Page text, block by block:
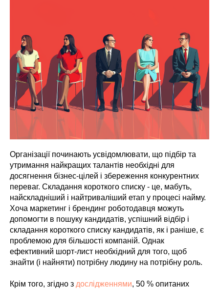
Організації починають усвідомлювати, що підбір та
утримання найкращих талантів необхідні для
досягнення бізнес-цілей і збереження конкурентних
переваг. Складання короткого списку - це, мабуть,
найскладніший і найтриваліший етап у процесі найму.
Хоча маркетинг і брендинг роботодавця можуть
допомогти в пошуку кандидатів, успішний відбір і
складання короткого списку кандидатів, як і раніше, є
проблемою для більшості компаній. Однак
ефективний шорт-лист необхідний для того, щоб
знайти (і найняти) потрібну людину на потрібну роль.
Крім того, згідно з дослідженнями, 50 % опитаних